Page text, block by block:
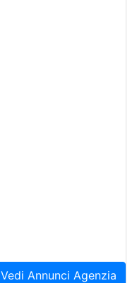
Vedi Annunci Agenzia